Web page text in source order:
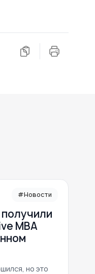
#Новости
MBA
но это